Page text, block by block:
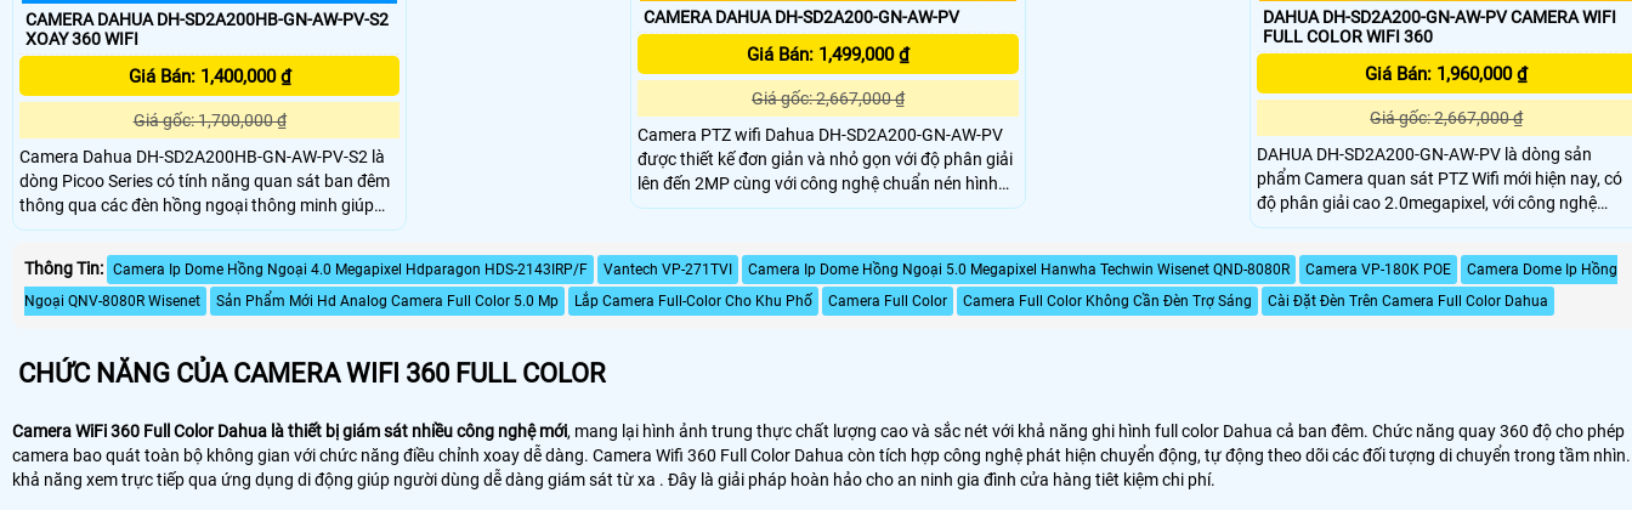
CAMERA DAHUA DH-SD2A200HB-GN-AW-PV-S2
XOAY 360 WIFI
Giá Bán: 1,400,000 ₫
Giá gốc: 1,700,000 ₫
Camera Dahua DH-SD2A200HB-GN-AW-PV-S2 là
dòng Picoo Series có tính năng quan sát ban đêm
thông qua các đèn hồng ngoại thông minh giúp
cho hình ảnh được rõ nét trong điều kiện ánh sáng
yếu hoặc tối. Camera Dahua DH-SD2A200HB-GN-
AW-PV-S2 được thiết kế để sử dụng trong nhà và
ngoài trời với khả năng chống thời tiết, chống
CAMERA DAHUA DH-SD2A200-GN-AW-PV
Giá Bán: 1,499,000 ₫
Giá gốc: 2,667,000 ₫
Camera PTZ wifi Dahua DH-SD2A200-GN-AW-PV
được thiết kế đơn giản và nhỏ gọn với độ phân giải
lên đến 2MP cùng với công nghệ chuẩn nén hình
ảnh H265 cho hình ảnh chất lượng và sắc nét
năng phát hiện thông minh giúp phát hiện những
xâm nhập trái phép
DAHUA DH-SD2A200-GN-AW-PV CAMERA WIFI
FULL COLOR WIFI 360
Giá Bán: 1,960,000 ₫
Giá gốc: 2,667,000 ₫
DAHUA DH-SD2A200-GN-AW-PV là dòng sản
phẩm Camera quan sát PTZ Wifi mới hiện nay, có
độ phân giải cao 2.0megapixel, với công nghệ
hồng ngoại và ánh sáng trắng, ba chế độ xem ban
đêm. Hoạt động rất dễ dàng qua thiết bị di động
(Android/iOS), cho phép người dùng hoạt động
thoải mái.
Thông Tin: Camera Ip Dome Hồng Ngoại 4.0 Megapixel Hdparagon HDS-2143IRP/F Vantech VP-271TVI Camera Ip Dome Hồng Ngoại 5.0 Megapixel Hanwha Techwin Wisenet QND-8080R Camera VP-180K POE
Camera Dome Ip Hồng
Ngoại QNV-8080R Wisenet
Sản Phẩm Mới Hd Analog Camera Full Color 5.0 Mp Lắp Camera Full-Color Cho Khu Phố Camera Full Color Camera Full Color Không Cần Đèn Trợ Sáng Cài Đặt Đèn Trên Camera Full Color Dahua
CHỨC NĂNG CỦA CAMERA WIFI 360 FULL COLOR
Camera WiFi 360 Full Color Dahua là thiết bị giám sát nhiều công nghệ mới, mang lại hình ảnh trung thực chất lượng cao và sắc nét với khả năng ghi hình full color Dahua cả ban đêm. Chức năng quay 360 độ cho phép
camera bao quát toàn bộ không gian với chức năng điều chỉnh xoay dễ dàng. Camera Wifi 360 Full Color Dahua còn tích hợp công nghệ phát hiện chuyển động, tự động theo dõi các đối tượng di chuyển trong tầm nhìn.
khả năng xem trực tiếp qua ứng dụng di động giúp người dùng dễ dàng giám sát từ xa . Đây là giải pháp hoàn hảo cho an ninh gia đình cửa hàng tiêt kiệm chi phí.